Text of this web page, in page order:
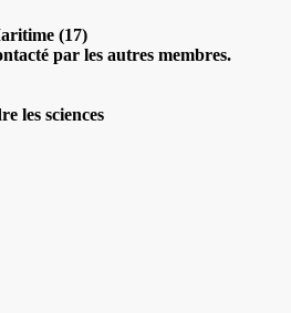
(17)
par les autres membres.
les sciences